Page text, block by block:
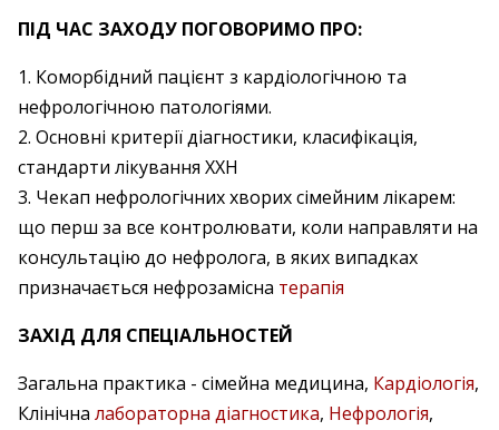
ПІД ЧАС ЗАХОДУ ПОГОВОРИМО ПРО:
1. Коморбідний пацієнт з кардіологічною та
нефрологічною патологіями.
2. Основні критерії діагностики, класифікація,
стандарти лікування ХХН
3. Чекап нефрологічних хворих сімейним лікарем:
що перш за все контролювати, коли направляти на
консультацію до нефролога, в яких випадках
призначається нефрозамісна терапія
ЗАХІД ДЛЯ СПЕЦІАЛЬНОСТЕЙ
Загальна практика - сімейна медицина, Кардіологія,
Клінічна лабораторна діагностика, Нефрологія,